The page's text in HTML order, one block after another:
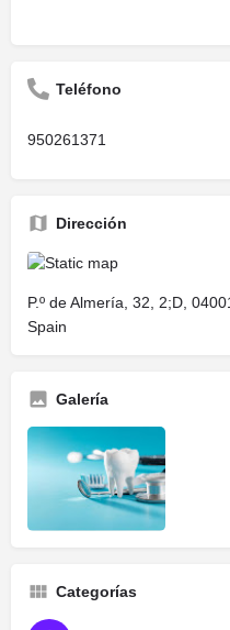
Teléfono
950261371
Dirección
P.º de Almería, 32, 2;D,
Spain
Galería
Categorías